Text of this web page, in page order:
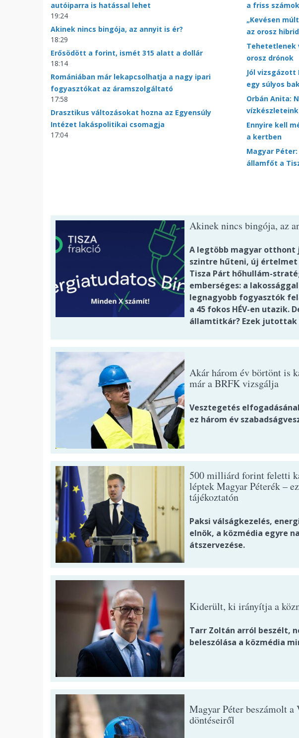
autóiparra is hatással lehet
19:24
Akinek nincs bingója, az annyit is ér?
18:29
Erősödött a forint, ismét 315 alatt a dollár
18:14
Romániában már lekapcsolhatja a nagy ipari
fogyasztókat az áramszolgáltató
17:58
Drasztikus változásokat hozna az Egyensúly
Intézet lakáspolitikai csomagja
17:04
a friss számok
„Kevésen
az orosz
Tehetetlenek
orosz drónok
Jól vizsgázott
egy súlyos
Orbán Anita:
Ennyire kell
a kertben
Magyar
államfőt a
Akinek nincs bingója, az
A legtöbb magyar otthont
szintre hűteni, új
Tisza Párt hőhullám-
emberséges: a
legnagyobb fogyasztók
a 45 fokos HÉV-en utazik.
államtitkár? Ezek jutottak
Akár három év börtönt is
már a BRFK vizsgálja
Vesztegetés
ez három év
500 milliárd forint feletti
léptek Magyar Péterék –
tájékoztatón
Paksi válságkezelés,
elnök, a közmédia egyre
átszervezése.
Kiderült, ki irányítja a
Tarr Zoltán arról beszélt,
beleszólása a közmédia
Magyar Péter beszámolt
döntéseiről